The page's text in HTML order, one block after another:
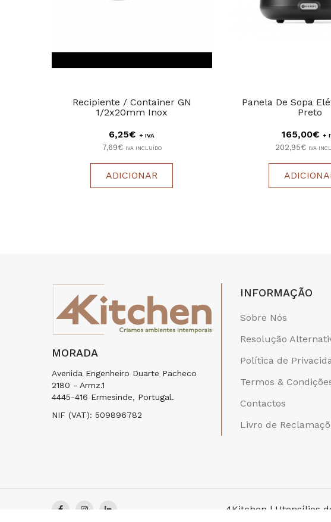
Recipiente / Container GN
1/2x20mm Inox
6,25€+ IVA
7,69€ IVA INCLUÍDO
ADICIONAR
Panela De Sopa
Preto
165,00€+
202,95€ IVA
MORADA
Avenida Engenheiro Duarte Pacheco
2180 - Armz.1
4445-416 Ermesinde, Portugal.
NIF (VAT): 509896782
INFORMAÇÃO
Sobre Nós
Resolução
Política de
Termos &
Contactos
Livro de
4Kitchen | Utensílios